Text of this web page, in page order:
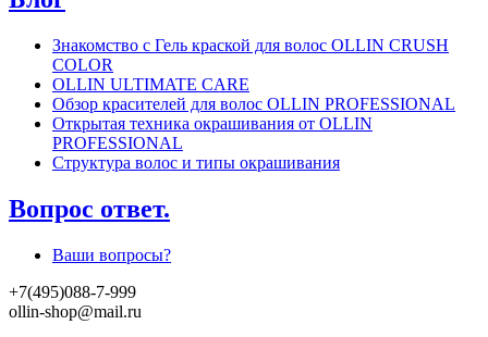
Знакомство с Гель краской для волос OLLIN CRUSH
COLOR
OLLIN ULTIMATE CARE
Обзор красителей для волос OLLIN PROFESSIONAL
Открытая техника окрашивания от OLLIN
PROFESSIONAL
Структура волос и типы окрашивания
Вопрос ответ.
Ваши вопросы?
+7(495)088-7-999
ollin-shop@mail.ru